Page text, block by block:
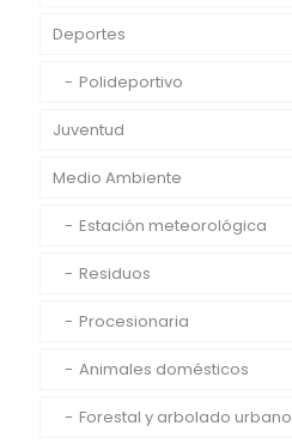
Deportes
Polideportivo
Juventud
Medio Ambiente
Estación meteorológica
Residuos
Procesionaria
Animales domésticos
Forestal y arbolado urbano